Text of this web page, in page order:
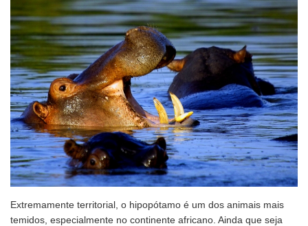
Extremamente territorial, o hipopótamo é um dos animais mais
temidos, especialmente no continente africano. Ainda que seja